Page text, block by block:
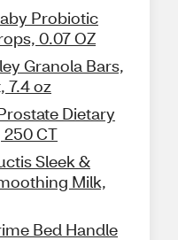
Probiotic
0.07 OZ
Granola Bars,
7.4 oz
Dietary
CT
Sleek &
Milk,
Bed Handle